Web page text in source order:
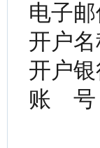
电子邮
开户
开户
账 号